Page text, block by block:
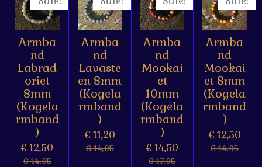
Armba
nd
Labrad
oriet
8mm
(Kogela
rmband
)
€ 12,50
€ 14,95
Armba
nd
Lavaste
en 8mm
(Kogela
rmband
)
€ 11,20
€ 14,95
Armba
nd
Mookai
et
10mm
(Kogela
rmband
)
€ 14,50
€ 17,95
Armba
nd
Mookai
et 8mm
(Kogela
rmband
)
€ 12,50
€ 14,95